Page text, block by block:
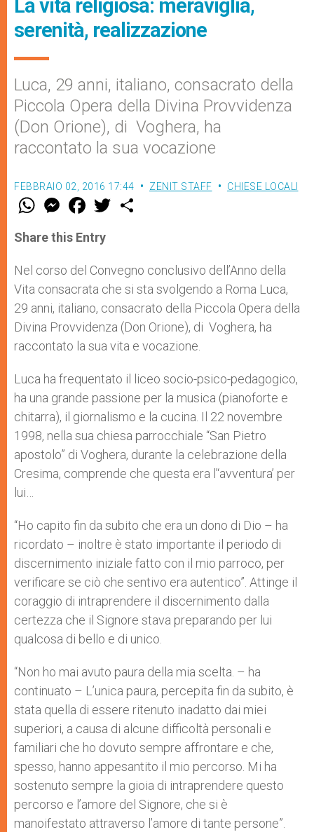
La vita religiosa: meraviglia,
serenità, realizzazione
Luca, 29 anni, italiano, consacrato della
Piccola Opera della Divina Provvidenza
(Don Orione), di Voghera, ha
raccontato la sua vocazione
FEBBRAIO 02, 2016 17:44 ZENIT STAFF CHIESE LOCALI
W
t
s
p
p
M
e
s
e
g
e
r
F
a
e
b
o
k
w
r
Share this Entry
Nel corso del Convegno conclusivo dell’Anno della
Vita consacrata che si sta svolgendo a Roma Luca,
29 anni, italiano, consacrato della Piccola Opera della
Divina Provvidenza (Don Orione), di Voghera, ha
raccontato la sua vita e vocazione.
Luca ha frequentato il liceo socio-psico-pedagogico,
ha una grande passione per la musica (pianoforte e
chitarra), il giornalismo e la cucina. Il 22 novembre
1998, nella sua chiesa parrocchiale “San Pietro
apostolo” di Voghera, durante la celebrazione della
Cresima, comprende che questa era l’‘avventura’ per
lui…
“Ho capito fin da subito che era un dono di Dio – ha
ricordato – inoltre è stato importante il periodo di
discernimento iniziale fatto con il mio parroco, per
verificare se ciò che sentivo era autentico”. Attinge il
coraggio di intraprendere il discernimento dalla
certezza che il Signore stava preparando per lui
qualcosa di bello e di unico.
“Non ho mai avuto paura della mia scelta. – ha
continuato – L’unica paura, percepita fin da subito, è
stata quella di essere ritenuto inadatto dai miei
superiori, a causa di alcune difficoltà personali e
familiari che ho dovuto sempre affrontare e che,
spesso, hanno appesantito il mio percorso. Mi ha
sostenuto sempre la gioia di intraprendere questo
percorso e l’amore del Signore, che si è
manoifestato attraverso l’amore di tante persone”.